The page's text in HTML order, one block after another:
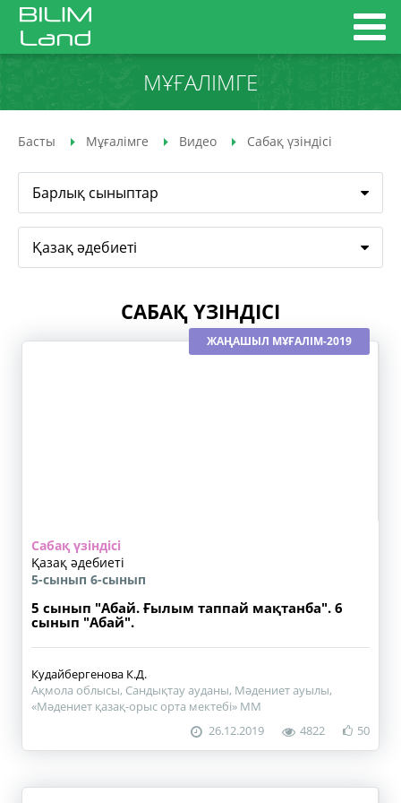
МҰҒАЛІМГЕ
Басты Мұғалімге Видео Сабақ үзіндісі
Барлық сыныптар
Қазақ әдебиеті
САБАҚ ҮЗІНДІСІ
ЖАҢАШЫЛ МҰҒАЛІМ-2019
Сабақ үзіндісі
Қазақ әдебиеті
5-сынып 6-сынып
5 сынып "Абай. Ғылым таппай мақтанба". 6
сынып "Абай".
Кудайбергенова К.Д.
Ақмола облысы, Сандықтау ауданы, Мәдениет ауылы,
«Мәдениет қазақ-орыс орта мектебі» ММ
26.12.2019
4822 50